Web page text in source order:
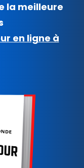
la meilleure
en ligne à